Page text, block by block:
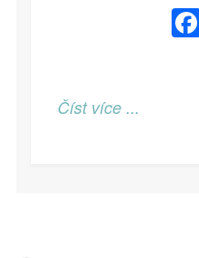
Číst více ...